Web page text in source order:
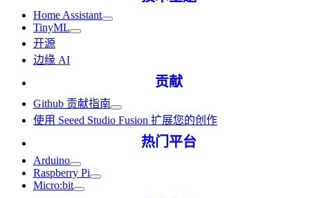
Home Assistant
TinyML
开源
边缘 AI
贡献
Github 贡献指南
使用 Seeed Studio Fusion 扩展您的创作
热门平台
Arduino
Raspberry Pi
Micro:bit